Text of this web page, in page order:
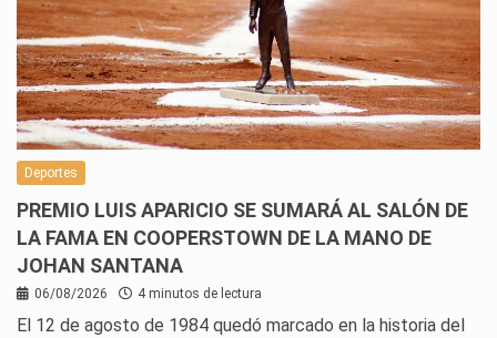
Deportes
PREMIO LUIS APARICIO SE SUMARÁ AL SALÓN DE
LA FAMA EN COOPERSTOWN DE LA MANO DE
JOHAN SANTANA
06/08/2026 4 minutos de lectura
El 12 de agosto de 1984 quedó marcado en la historia del